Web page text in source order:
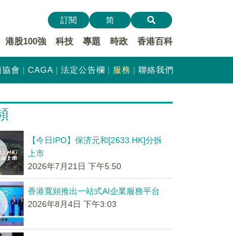
港股100強 科技 專題 時政 香港百科
訂閱 简
協會 CAGA 法定公告欄 服務 聯絡我們
【今日IPO】保济元和[2633.HK]分拆
上市
2026年7月21日 下午5:50
香港寬頻推出一站式AI企業服務平台
2026年8月4日 下午3:03